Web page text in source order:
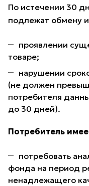
По истечении 30
подлежат обмену
проявлении
товаре;
нарушении
(не должен
потребителя
до 30 дней).
Потребитель
потребовать
фонда на период
ненадлежащего